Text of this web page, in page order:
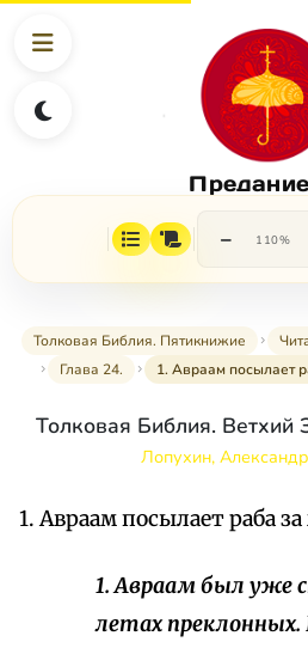
− 110%
Толковая Библия. Пятикнижие
Глава 24.
1. Авраам посылает
Толковая Библия. Ветхий
Лопухин,
1. Авраам посылает раба
1. Авраам был уже
летах преклонных.